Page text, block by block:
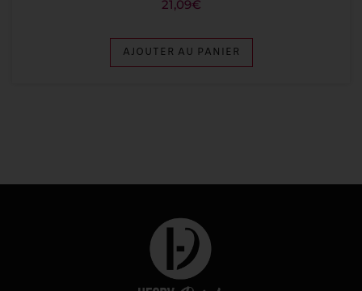
21,09€
AJOUTER AU PANIER